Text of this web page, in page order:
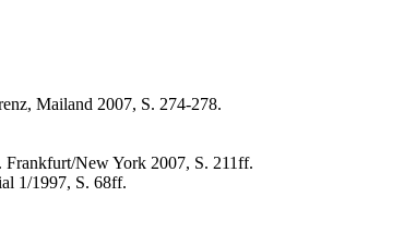
Mailand 2007, S. 274-278.
New York 2007, S. 211ff.
1/1997, S. 68ff.